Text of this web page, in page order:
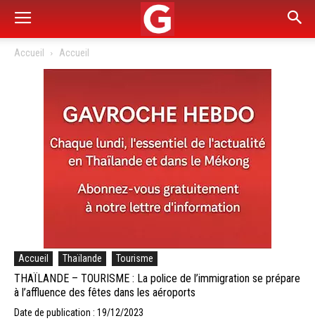
Accueil Accueil
Accueil Thaïlande Tourisme
THAÏLANDE – TOURISME : La police de l’immigration se prépare
à l’affluence des fêtes dans les aéroports
Date de publication : 19/12/2023